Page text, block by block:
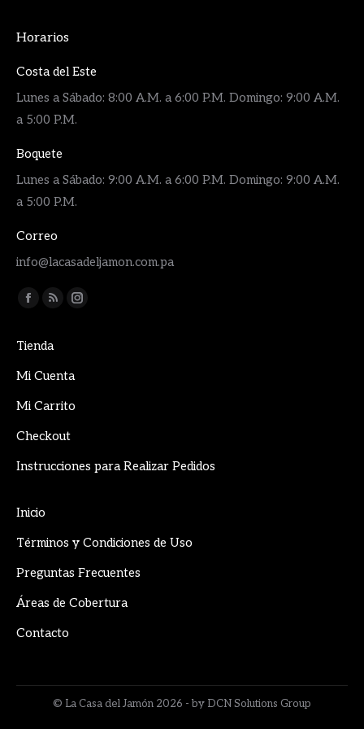
Horarios
Costa del Este
Lunes a Sábado: 8:00 A.M. a 6:00 P.M. Domingo: 9:00 A.M.
a 5:00 P.M.
Boquete
Lunes a Sábado: 9:00 A.M. a 6:00 P.M. Domingo: 9:00 A.M.
a 5:00 P.M.
Correo
info@lacasadeljamon.com.pa
Encuéntranos en:
Facebook
opens
in
window
Rss
opens
in
window
Instagram
Tienda
Mi Cuenta
Mi Carrito
Checkout
Instrucciones para Realizar Pedidos
Inicio
Términos y Condiciones de Uso
Preguntas Frecuentes
Áreas de Cobertura
Contacto
© La Casa del Jamón 2026 - by DCN Solutions Group